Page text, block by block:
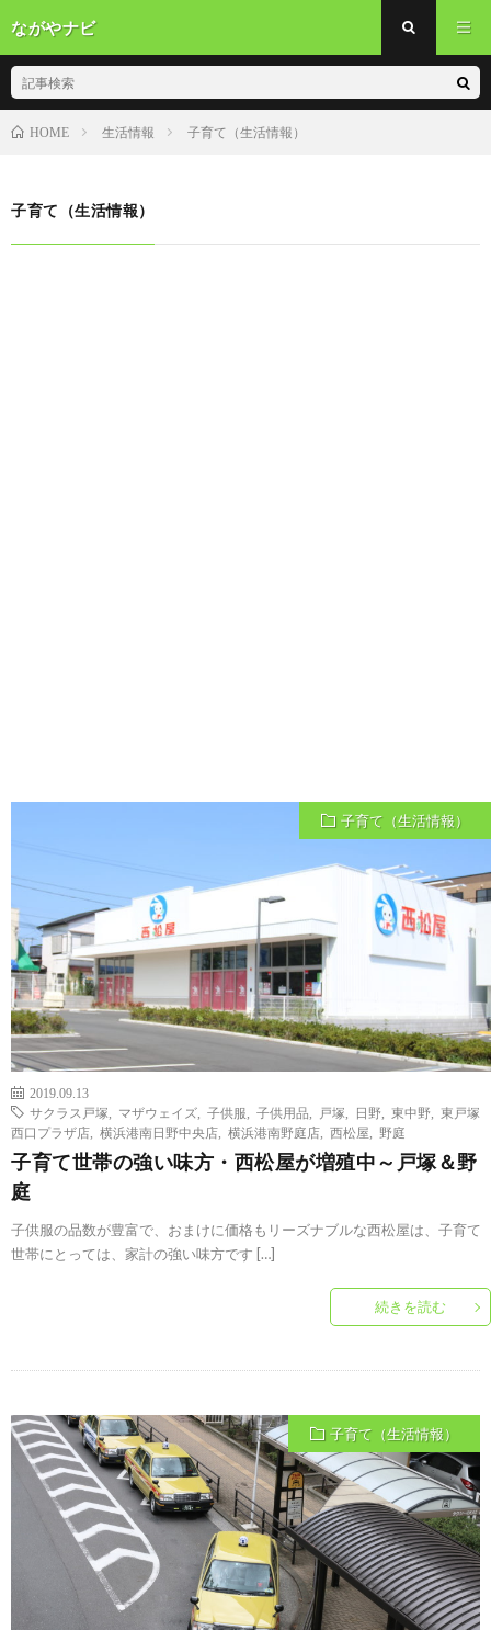
ながやナビ
HOME 生活情報 子育て（生活情報）
子育て（生活情報）
子育て（生活情報）
2019.09.13
サクラス戸塚
マザウェイズ 子供服 子供用品 戸塚 日野 東中野
東戸塚
西口プラザ店
横浜港南日野中央店 横浜港南野庭店 西松屋 野庭
子育て世帯の強い味方・西松屋が増殖中～戸塚＆野
庭
子供服の品数が豊富で、おまけに価格もリーズナブルな西松屋は、子育て
世帯にとっては、家計の強い味方です […]
続きを読む
子育て（生活情報）